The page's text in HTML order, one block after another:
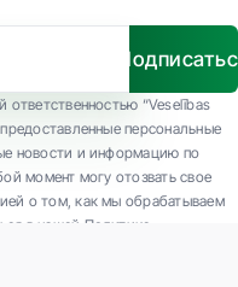
ответственностью “Veselības
персональные
новости и информацию по
момент могу отозвать свое
о том, как мы обрабатываем
в нашей Политике